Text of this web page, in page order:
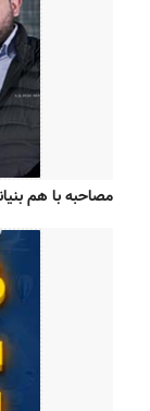
مصاحبه با هم